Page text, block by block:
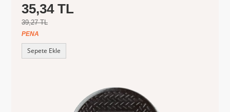
35,34 TL
39,27 TL
PENA
Sepete Ekle